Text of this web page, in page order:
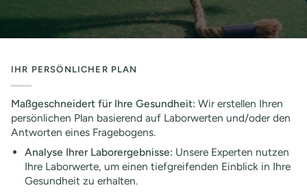
IHR PERSÖNLICHER PLAN
Maßgeschneidert für Ihre Gesundheit: Wir erstellen Ihren
persönlichen Plan basierend auf Laborwerten und/oder den
Antworten eines Fragebogens.
Analyse Ihrer Laborergebnisse: Unsere Experten nutzen
Ihre Laborwerte, um einen tiefgreifenden Einblick in Ihre
Gesundheit zu erhalten.